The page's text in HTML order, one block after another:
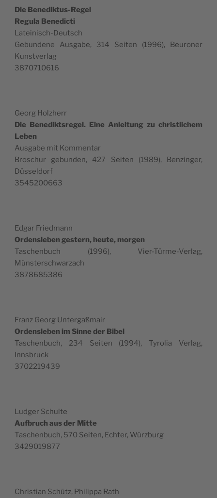
Die Benedik­tus-Regel
Reg­u­la Bene­dic­ti
Lateinisch-Deutsch
Gebun­dene Aus­gabe, 314 Seit­en (1996), Beu­roner
Kunstverlag
3870710616
Georg Holzherr
Die Benedik­t­sregel. Eine Anleitung zu christlichem
Leben
Aus­gabe mit Kommentar
Broschur gebun­den, 427 Seit­en (1989), Ben­zinger,
Düsseldorf
3545200663
Edgar Fried­mann
Ordensleben gestern, heute, mor­gen
Taschen­buch (1996), Vier-Türme-Ver­lag,
Münsterschwarzach
3878685386
Franz Georg Untergaßmair
Ordensleben im Sinne der Bibel
Taschen­buch, 234 Seit­en (1994), Tyro­lia Ver­lag,
Innsbruck
3702219439
Ludger Schulte
Auf­bruch aus der Mitte
Taschen­buch, 570 Seit­en, Echter, Würzburg
3429019877
Chris­t­ian Schütz, Philip­pa Rath